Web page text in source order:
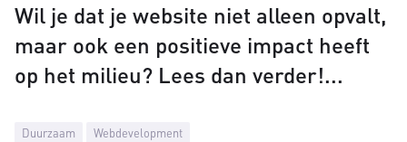
Duurzaam Webdevelopment
Wil je dat je website niet alleen opvalt,
maar ook een positieve impact heeft
op het milieu? Lees dan verder!